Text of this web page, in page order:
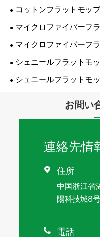
コットンフラットモッ
マイクロファイバーフ
マイクロファイバーフ
シェニールフラットモ
シェニールフラットモ
お問い
連絡先情
 住所
中国浙江省
陽科技城8
 電話